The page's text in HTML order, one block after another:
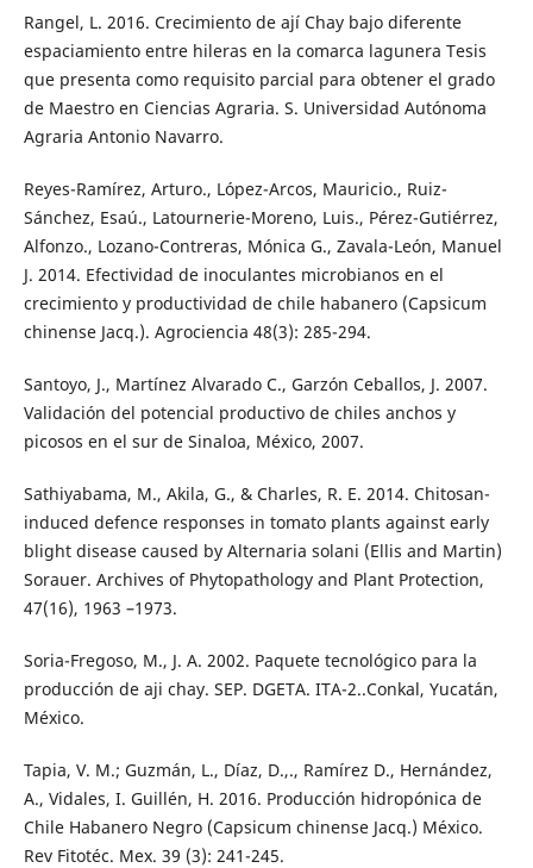
Rangel, L. 2016. Crecimiento de ají Chay bajo diferente
espaciamiento entre hileras en la comarca lagunera Tesis
que presenta como requisito parcial para obtener el grado
de Maestro en Ciencias Agraria. S. Universidad Autónoma
Agraria Antonio Navarro.
Reyes-Ramírez, Arturo., López-Arcos, Mauricio., Ruiz-
Sánchez, Esaú., Latournerie-Moreno, Luis., Pérez-Gutiérrez,
Alfonzo., Lozano-Contreras, Mónica G., Zavala-León, Manuel
J. 2014. Efectividad de inoculantes microbianos en el
crecimiento y productividad de chile habanero (Capsicum
chinense Jacq.). Agrociencia 48(3): 285-294.
Santoyo, J., Martínez Alvarado C., Garzón Ceballos, J. 2007.
Validación del potencial productivo de chiles anchos y
picosos en el sur de Sinaloa, México, 2007.
Sathiyabama, M., Akila, G., & Charles, R. E. 2014. Chitosan-
induced defence responses in tomato plants against early
blight disease caused by Alternaria solani (Ellis and Martin)
Sorauer. Archives of Phytopathology and Plant Protection,
47(16), 1963 –1973.
Soria-Fregoso, M., J. A. 2002. Paquete tecnológico para la
producción de aji chay. SEP. DGETA. ITA-2..Conkal, Yucatán,
México.
Tapia, V. M.; Guzmán, L., Díaz, D.,., Ramírez D., Hernández,
A., Vidales, I. Guillén, H. 2016. Producción hidropónica de
Chile Habanero Negro (Capsicum chinense Jacq.) México.
Rev Fitotéc. Mex. 39 (3): 241-245.